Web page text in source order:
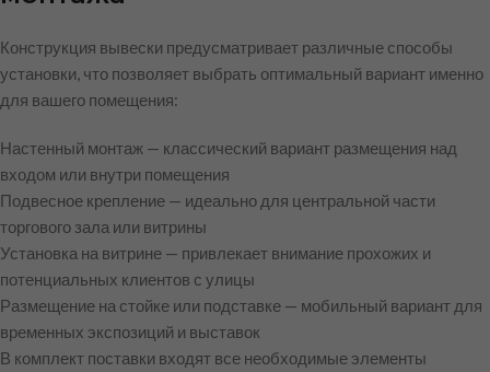
Конструкция вывески предусматривает различные способы
установки, что позволяет выбрать оптимальный вариант именно
для вашего помещения:
Настенный монтаж — классический вариант размещения над
входом или внутри помещения
Подвесное крепление — идеально для центральной части
торгового зала или витрины
Установка на витрине — привлекает внимание прохожих и
потенциальных клиентов с улицы
Размещение на стойке или подставке — мобильный вариант для
временных экспозиций и выставок
В комплект поставки входят все необходимые элементы